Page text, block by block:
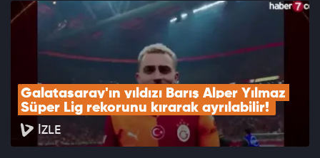
Galatasaray'ın yıldızı Barış Alper Yılmaz
Süper Lig rekorunu kırarak ayrılabilir!
İZLE